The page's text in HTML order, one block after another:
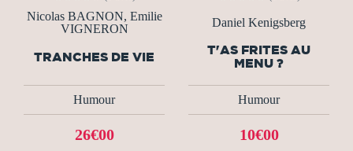
Nicolas BAGNON, Emilie
VIGNERON
TRANCHES DE VIE
Humour
26€00
Daniel Kenigsberg
T'AS FRITES AU
MENU ?
Humour
10€00